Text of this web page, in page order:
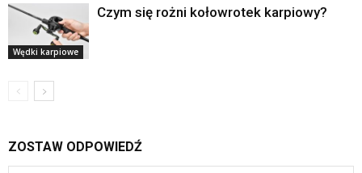
Wędki karpiowe
Czym się rożni kołowrotek karpiowy?
ZOSTAW ODPOWIEDŹ